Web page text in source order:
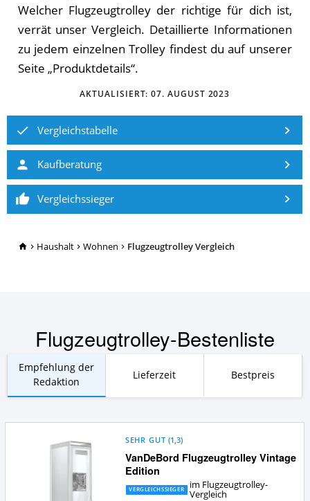
TopRatgeber24.de
Haushalt Wohnen Flugzeugtrolley Vergleich
Welcher Flugzeugtrolley der richtige für dich ist,
verrät unser Vergleich. Detaillierte Informationen
zu jedem einzelnen Trolley findest du auf unserer
Seite „Produktdetails“.
AKTUALISIERT:07. AUGUST 2023
Vergleichstabelle
Kaufberatung
Vergleichssieger
Flugzeugtrolley-Bestenliste
Empfehlung der
Redaktion
Lieferzeit Bestpreis
VanDeBord Flugzeugtrolley Vintage
Edition
SEHR GUT (1,3)
VERGLEICHSSIEGER
im Flugzeugtrolley-
Vergleich